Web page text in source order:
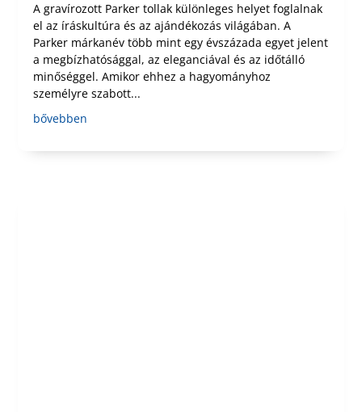
A gravírozott Parker tollak különleges helyet foglalnak
el az íráskultúra és az ajándékozás világában. A
Parker márkanév több mint egy évszázada egyet jelent
a megbízhatósággal, az eleganciával és az időtálló
minőséggel. Amikor ehhez a hagyományhoz
személyre szabott...
bővebben